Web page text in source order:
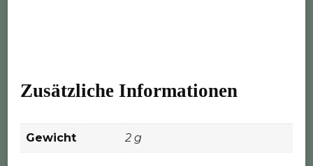
Zusätzliche Informationen
Gewicht 2 g